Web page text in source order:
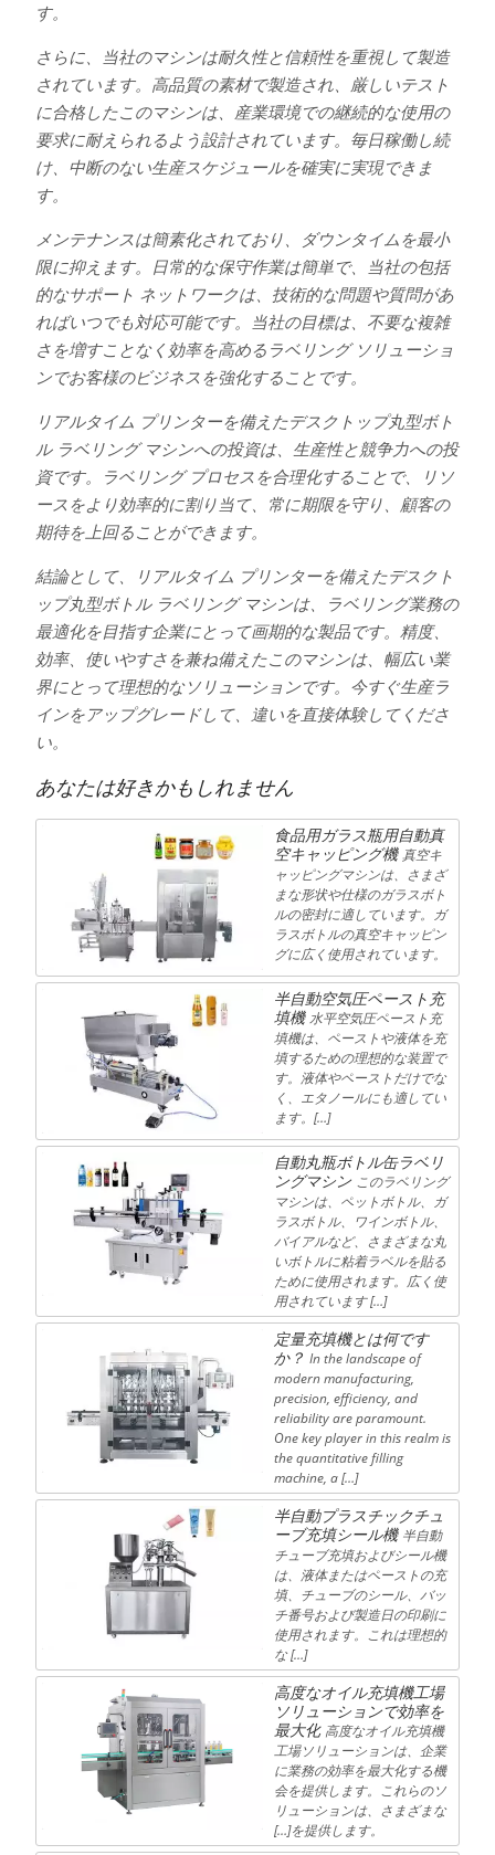
す。
さらに、当社のマシンは耐久性と信頼性を重視して製造
されています。高品質の素材で製造され、厳しいテスト
に合格したこのマシンは、産業環境での継続的な使用の
要求に耐えられるよう設計されています。毎日稼働し続
け、中断のない生産スケジュールを確実に実現できま
す。
メンテナンスは簡素化されており、ダウンタイムを最小
限に抑えます。日常的な保守作業は簡単で、当社の包括
的なサポート ネットワークは、技術的な問題や質問があ
ればいつでも対応可能です。当社の目標は、不要な複雑
さを増すことなく効率を高めるラベリング ソリューショ
ンでお客様のビジネスを強化することです。
リアルタイム プリンターを備えたデスクトップ丸型ボト
ル ラベリング マシンへの投資は、生産性と競争力への投
資です。ラベリング プロセスを合理化することで、リソ
ースをより効率的に割り当て、常に期限を守り、顧客の
期待を上回ることができます。
結論として、リアルタイム プリンターを備えたデスクト
ップ丸型ボトル ラベリング マシンは、ラベリング業務の
最適化を目指す企業にとって画期的な製品です。精度、
効率、使いやすさを兼ね備えたこのマシンは、幅広い業
界にとって理想的なソリューションです。今すぐ生産ラ
インをアップグレードして、違いを直接体験してくださ
い。
あなたは好きかもしれません
食品用ガラス瓶用自動真
空キャッピング機 真空キ
ャッピングマシンは、さまざ
まな形状や仕様のガラスボト
ルの密封に適しています。ガ
ラスボトルの真空キャッピン
グに広く使用されています。
半自動空気圧ペースト充
填機 水平空気圧ペースト充
填機は、ペーストや液体を充
填するための理想的な装置で
す。液体やペーストだけでな
く、エタノールにも適してい
ます。[…]
自動丸瓶ボトル缶ラベリ
ングマシン このラベリング
マシンは、ペットボトル、ガ
ラスボトル、ワインボトル、
バイアルなど、さまざまな丸
いボトルに粘着ラベルを貼る
ために使用されます。広く使
用されています […]
定量充填機とは何です
か？ In the landscape of
modern manufacturing,
precision, efficiency, and
reliability are paramount.
One key player in this realm is
the quantitative filling
machine, a […]
半自動プラスチックチュ
ーブ充填シール機 半自動
チューブ充填およびシール機
は、液体またはペーストの充
填、チューブのシール、バッ
チ番号および製造日の印刷に
使用されます。これは理想的
な […]
高度なオイル充填機工場
ソリューションで効率を
最大化 高度なオイル充填機
工場ソリューションは、企業
に業務の効率を最大化する機
会を提供します。これらのソ
リューションは、さまざまな
[…]を提供します。